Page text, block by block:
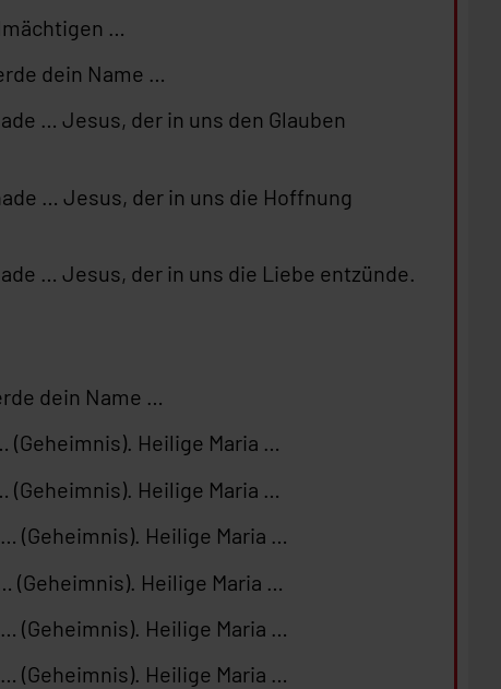
…
dein Name …
… Jesus, der in uns den Glauben
… Jesus, der in uns die Hoffnung
… Jesus, der in uns die Liebe entzünde.
dein Name …
Heilige Maria …
Heilige Maria …
(Geheimnis). Heilige Maria …
Heilige Maria …
(Geheimnis). Heilige Maria …
(Geheimnis). Heilige Maria …